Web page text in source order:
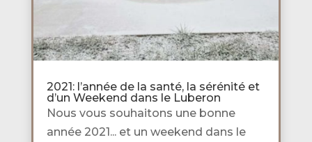
2021: l’année de la santé, la sérénité et
d’un Weekend dans le Luberon
Nous vous souhaitons une bonne
année 2021... et un weekend dans le